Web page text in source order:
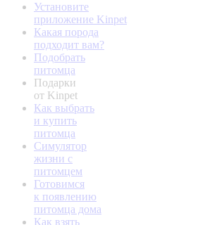
Установите
приложение Kinpet
Какая порода
подходит вам?
Подобрать
питомца
Подарки
от Kinpet
Как выбрать
и купить
питомца
Симулятор
жизни с
питомцем
Готовимся
к появлению
питомца дома
Как взять